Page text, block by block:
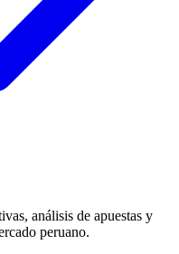
análisis de apuestas y
peruano.